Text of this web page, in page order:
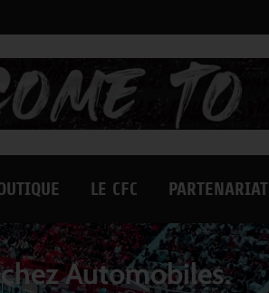
LE CFC PARTENARIAT
Automobiles.